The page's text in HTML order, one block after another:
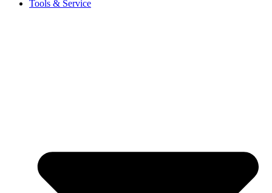
Tools & Service